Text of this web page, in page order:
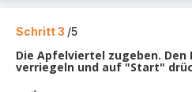
Schritt 3 /5
Die Apfelviertel zugeben. Den
verriegeln und auf "Start"